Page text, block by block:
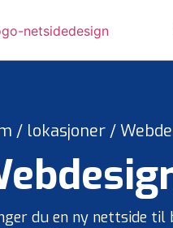
Designtjenester
Design
Webdesign
Reise og gjestfrihet
Reisebyråer
Hvem vi er og hva vi gjør.
Karrierer
Vanlige spørsmål
/ lokasjoner /
du en ny nettside til